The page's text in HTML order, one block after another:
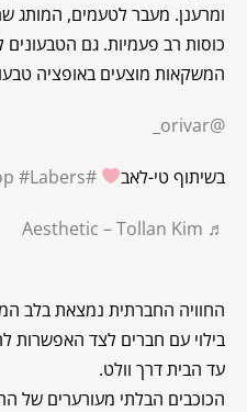
ומרענן. מעבר לטעמים, המותג
כוסות רב פעמיות. גם
המשקאות מוצעים באופציה
@orivar_
בשיתוף טי-לאב #t_on_top
#Labers
♬ Aesthetic – Tollan Kim
החוויה החברתית נמצאת בלב
בילוי עם חברים לצד האפשרות
עד הבית דרך וולט.
הכוכבים הבלתי מעורערים של